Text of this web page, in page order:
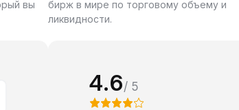
вы
бирж в мире по торговому объему и
ликвидности.
4.6/ 5